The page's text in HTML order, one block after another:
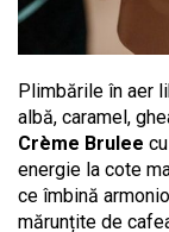
Plimbările în aer
albă, caramel,
Crème Brulee
energie la cote
ce îmbină
mărunțite de